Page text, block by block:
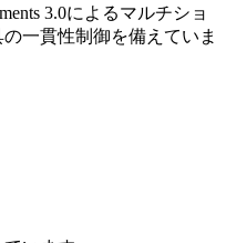
3.0によるマルチショ
一貫性制御を備えていま